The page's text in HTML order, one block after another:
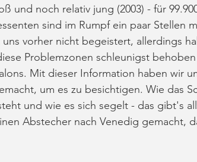
und noch relativ jung (2003) - für
sind im Rumpf ein paar Stellen
vorher nicht begeistert, allerdings
Problemzonen schleunigst
Mit dieser Information haben wir
um es zu besichtigen. Wie das
und wie es sich segelt - das gibt's
Abstecher nach Venedig gemacht,